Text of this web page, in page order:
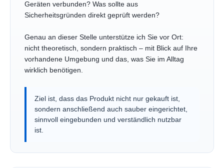
Geräten verbunden? Was sollte aus
Sicherheitsgründen direkt geprüft werden?
Genau an dieser Stelle unterstütze ich Sie vor Ort:
nicht theoretisch, sondern praktisch – mit Blick auf Ihre
vorhandene Umgebung und das, was Sie im Alltag
wirklich benötigen.
Ziel ist, dass das Produkt nicht nur gekauft ist,
sondern anschließend auch sauber eingerichtet,
sinnvoll eingebunden und verständlich nutzbar
ist.